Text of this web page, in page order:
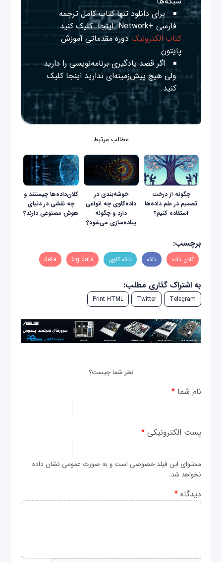
برای دانلود تنها کتاب کامل ترجمه
فارسی +Network
اینجا کلیک کنید.
کتاب الکترونیک دوره مقدماتی آموزش
پایتون
اگر قصد یادگیری برنامه‌نویسی را دارید
ولی هیچ پیش‌زمینه‌ای نداریداینجا کلیک
کنید.
مطالب مرتبط
چگونه از درخت
تصمیم در علم داده‌ها
استفاده کنیم؟
خوشه‌بندی در
داده‌‌کاوی چه انواعی
دارد و چگونه
پیاده‌سازی می‌شود؟
کلان‌داده‌ها چیستند و
چه نقشی در دنیای
هوش مصنوعی دارند؟
برچسب:
کلان داده‌ ذاذه ذاذه کاوی big data
data
به اشتراک گذاری مطلب:
Telegram
Twitter
Print HTML
نظر شما چیست؟
نام شما*
پست الکترونیکی*
محتوای این فیلد خصوصی است و به صورت عمومی نشان داده
نخواهد شد.
دیدگاه*